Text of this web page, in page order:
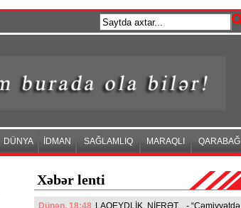
DÜNYA İDMAN SAĞLAMLIQ MARAQLI QARABAĞ
Xəbər lenti
Dünən, 18:48 LAQEYDLİK, NİFRƏT... - “Cəmiyyətdə